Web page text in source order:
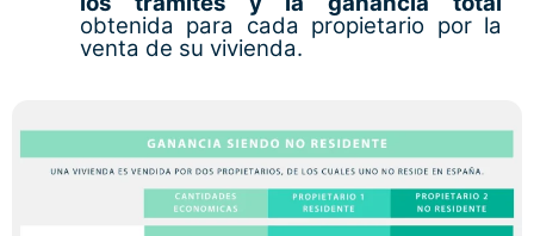
obtenida para cada propietario por la
venta de su vivienda.